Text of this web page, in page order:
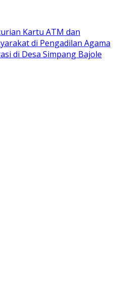
Kartu ATM dan
di Pengadilan Agama
di Desa Simpang Bajole